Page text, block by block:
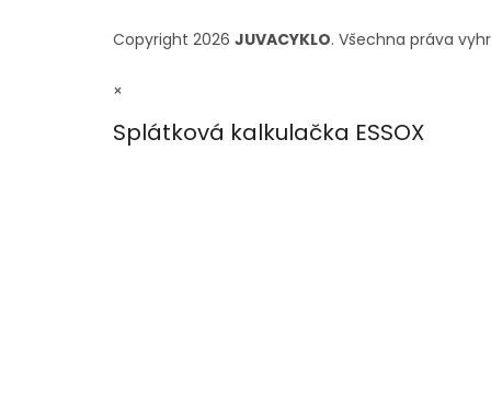
Copyright 2026 JUVACYKLO. Všechna práva
×
Splátková kalkulačka ESSOX